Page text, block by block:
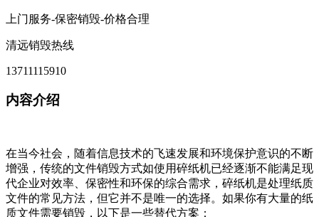
上门服务-保密销毁-价格合理
清远销毁热线
13711115910
内容介绍
在当今社会，随着信息技术的飞速发展和环境保护意识的不断
增强，传统的文件销毁方式如使用碎纸机已经逐渐不能满足现
代企业对效率、保密性和环保的综合需求，碎纸机是处理纸质
文件的常见方法，但它并不是唯一的选择。如果你有大量的纸
质文件需要销毁，以下是一些替代方案：